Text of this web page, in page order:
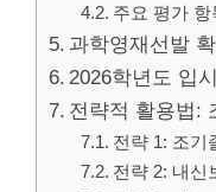
주요 평가 항
과학영재선발
2026학년도 입
전략적 활용법:
전략 1: 조기
전략 2: 내신